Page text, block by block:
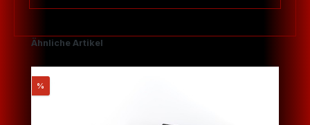
Produktgalerie überspringen
Ähnliche Artikel
%